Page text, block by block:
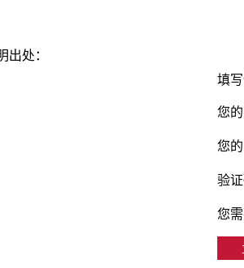
填
您
您
验
您
处：